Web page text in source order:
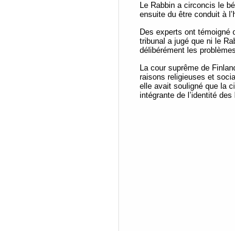
Le Rabbin a circoncis le
ensuite du être conduit à
Des experts ont témoigné
tribunal a jugé que ni le
délibérément les
La cour suprême de
raisons religieuses et
elle avait souligné que la
intégrante de l’identité